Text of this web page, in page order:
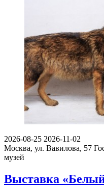
2026-08-25 2026-11-02
Москва, ул. Вавилова, 57
музей
Выставка